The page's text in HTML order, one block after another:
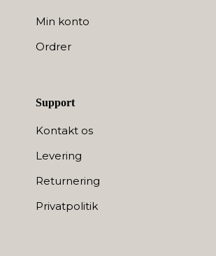
Min konto
Ordrer
Support
Kontakt os
Levering
Returnering
Privatpolitik